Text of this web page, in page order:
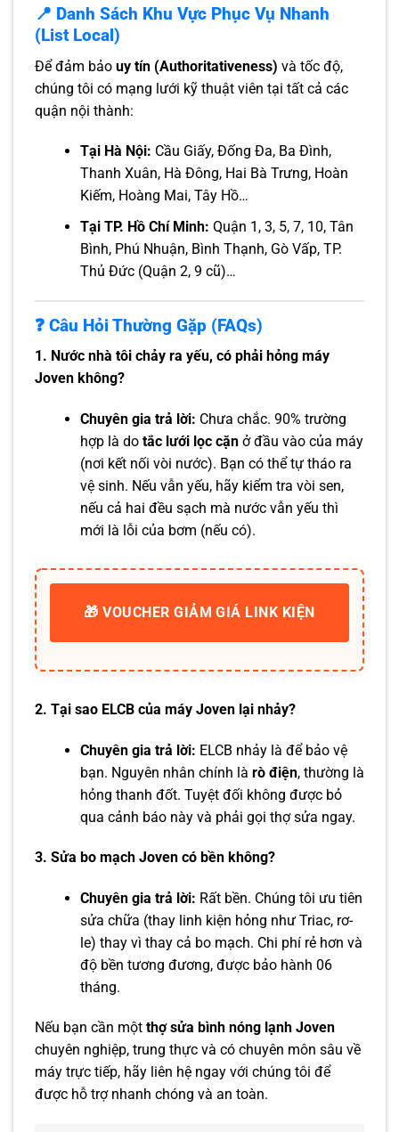
📍 Danh Sách Khu Vực Phục Vụ Nhanh
(List Local)
Để đảm bảo uy tín (Authoritativeness) và tốc độ,
chúng tôi có mạng lưới kỹ thuật viên tại tất cả các
quận nội thành:
Tại Hà Nội: Cầu Giấy, Đống Đa, Ba Đình,
Thanh Xuân, Hà Đông, Hai Bà Trưng, Hoàn
Kiếm, Hoàng Mai, Tây Hồ…
Tại TP. Hồ Chí Minh: Quận 1, 3, 5, 7, 10, Tân
Bình, Phú Nhuận, Bình Thạnh, Gò Vấp, TP.
Thủ Đức (Quận 2, 9 cũ)…
❓ Câu Hỏi Thường Gặp (FAQs)
1. Nước nhà tôi chảy ra yếu, có phải hỏng máy
Joven không?
Chuyên gia trả lời: Chưa chắc. 90% trường
hợp là do tắc lưới lọc cặnở đầu vào của máy
(nơi kết nối vòi nước). Bạn có thể tự tháo ra
vệ sinh. Nếu vẫn yếu, hãy kiểm tra vòi sen,
nếu cả hai đều sạch mà nước vẫn yếu thì
mới là lỗi của bơm (nếu có).
🎁 VOUCHER GIẢM GIÁ LINK KIỆN
2. Tại sao ELCB của máy Joven lại nhảy?
Chuyên gia trả lời: ELCB nhảy là để bảo vệ
bạn. Nguyên nhân chính là rò điện, thường là
hỏng thanh đốt. Tuyệt đối không được bỏ
qua cảnh báo này và phải gọi thợ sửa ngay.
3. Sửa bo mạch Joven có bền không?
Chuyên gia trả lời: Rất bền. Chúng tôi ưu tiên
sửa chữa (thay linh kiện hỏng như Triac, rơ-
le) thay vì thay cả bo mạch. Chi phí rẻ hơn và
độ bền tương đương, được bảo hành 06
tháng.
Nếu bạn cần một thợ sửa bình nóng lạnh Joven
chuyên nghiệp, trung thực và có chuyên môn sâu về
máy trực tiếp, hãy liên hệ ngay với chúng tôi để
được hỗ trợ nhanh chóng và an toàn.